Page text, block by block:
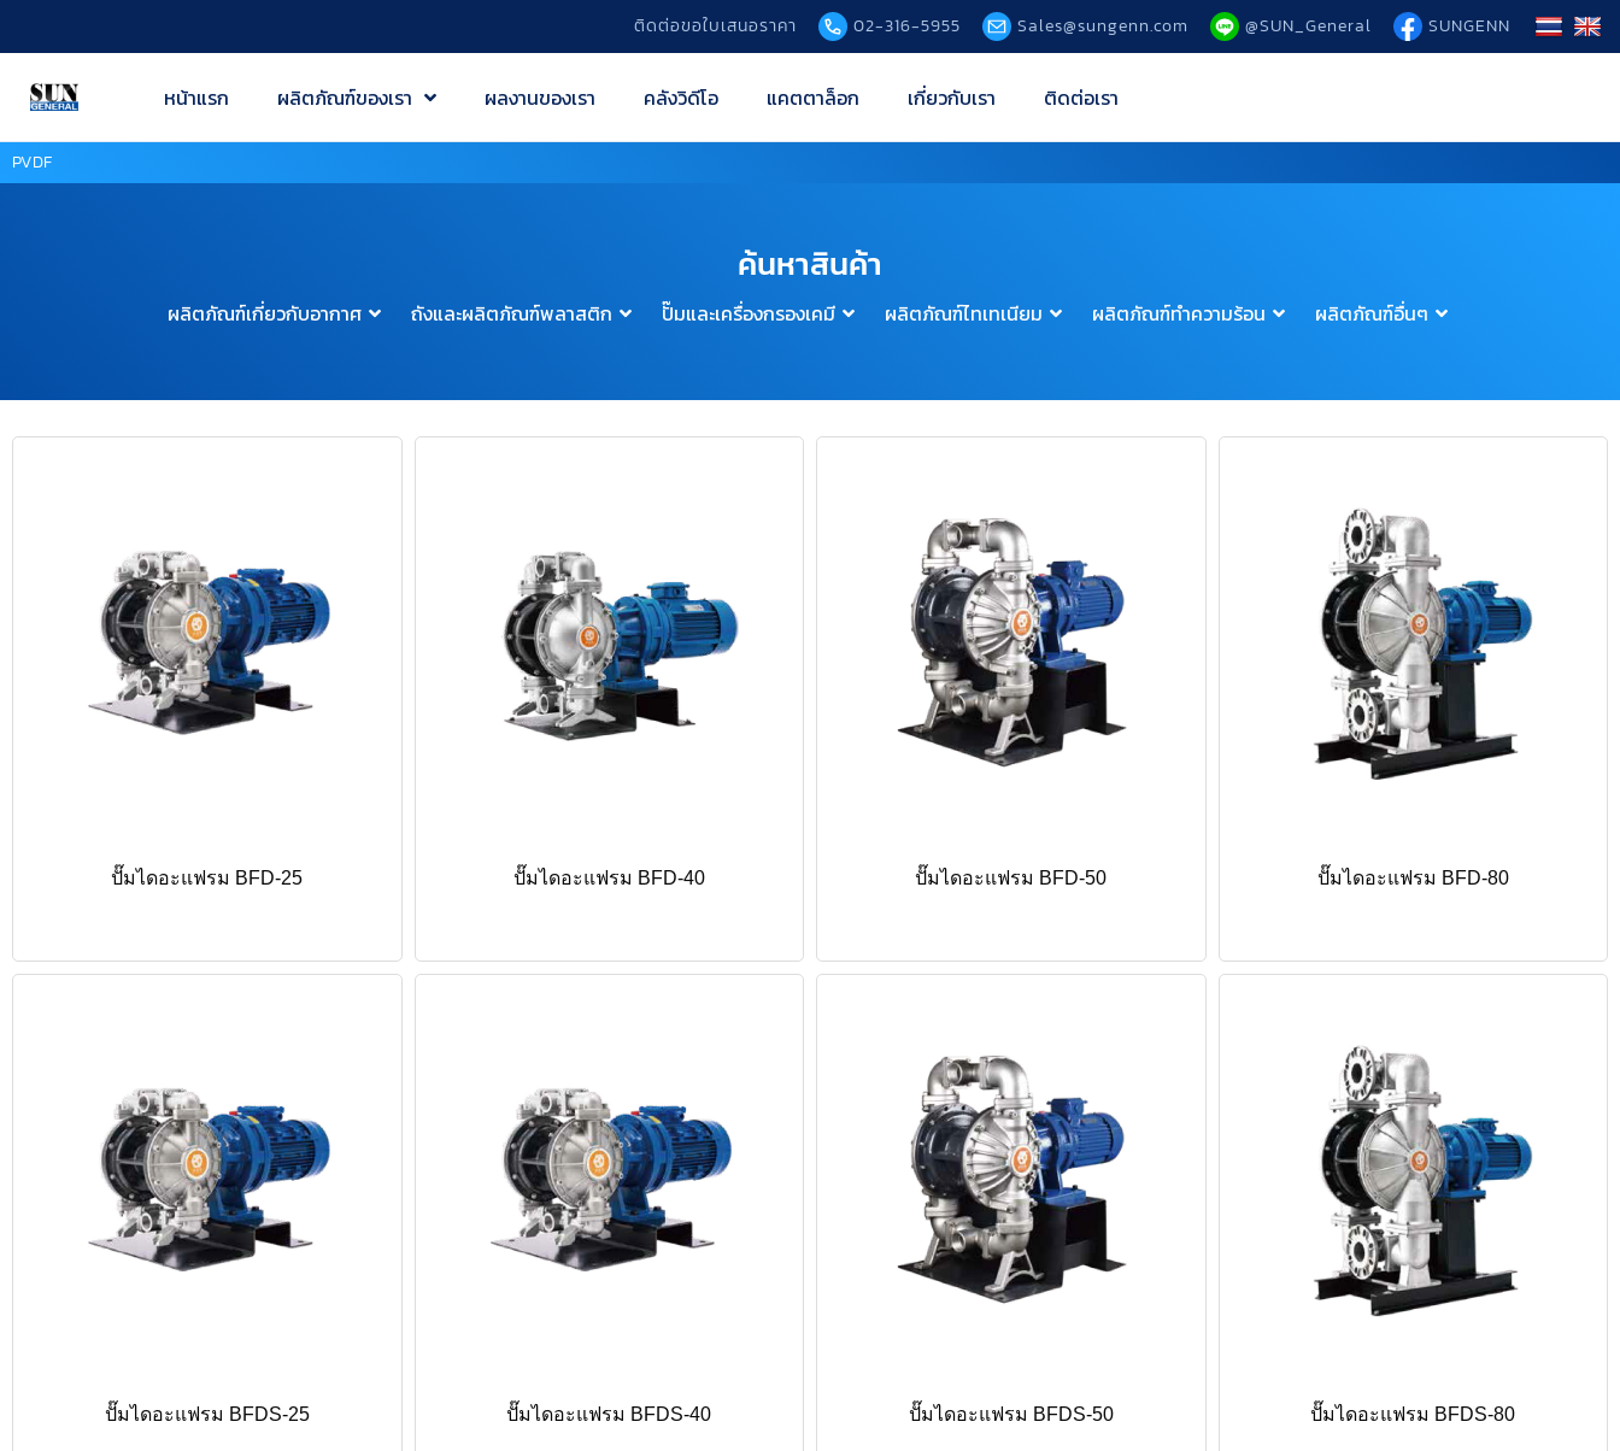
ติดต่อขอใบเสนอราคา 02-316-5955 Sales@sungenn.com @SUN_General SUNGENN
หน้าแรก ผลิตภัณฑ์ของเรา ผลงานของเรา คลังวิดีโอ แคตตาล็อก เกี่ยวกับเรา ติดต่อเรา
PVDF
ค้นหาสินค้า
ผลิตภัณฑ์เกี่ยวกับอากาศ ถังและผลิตภัณฑ์พลาสติก ปั๊มและเครื่องกรองเคมี ผลิตภัณฑ์ไทเทเนียม ผลิตภัณฑ์ทำความร้อน ผลิตภัณฑ์อื่นๆ
ปั๊มไดอะแฟรม BFD-25 ปั๊มไดอะแฟรม BFD-40 ปั๊มไดอะแฟรม BFD-50 ปั๊มไดอะแฟรม BFD-80
ปั๊มไดอะแฟรม BFDS-25 ปั๊มไดอะแฟรม BFDS-40 ปั๊มไดอะแฟรม BFDS-50 ปั๊มไดอะแฟรม BFDS-80